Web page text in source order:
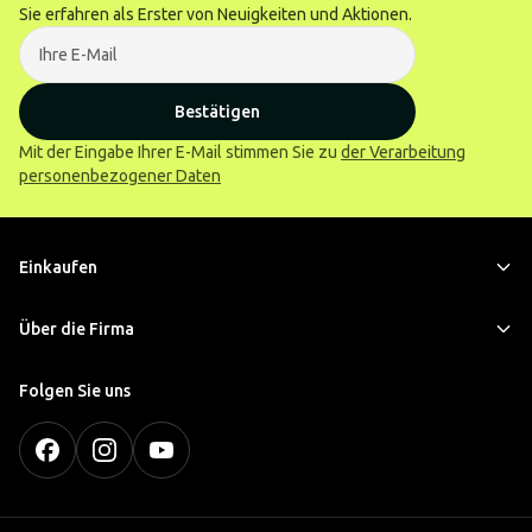
Sie erfahren als Erster von Neuigkeiten und Aktionen.
Bestätigen
Mit der Eingabe Ihrer E-Mail stimmen Sie zu der Verarbeitung
personenbezogener Daten
Einkaufen
Über die Firma
Folgen Sie uns